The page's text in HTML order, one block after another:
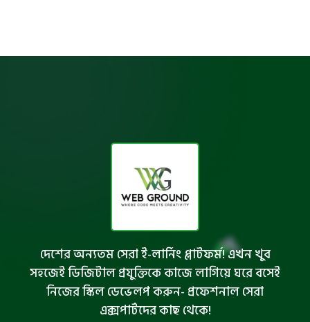
দেশের অন্যতম সেরা ই-লার্নিং প্লাটফর্ম! এখন খুব
সহজেই ডিজিটাল প্রযুক্তিকে কাজে লাগিয়ে ঘরে বসেই
নিজের স্কিল ডেভেলপ করুন- প্রফেশনাল সেরা
এক্সপার্টদের কাছ থেকে!